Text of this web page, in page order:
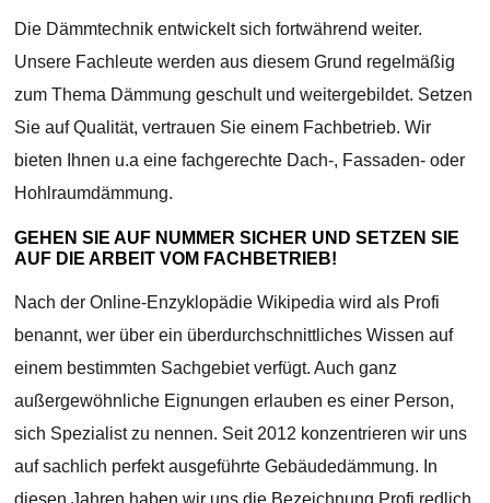
Die Dämmtechnik entwickelt sich fortwährend weiter.
Unsere Fachleute werden aus diesem Grund regelmäßig
zum Thema Dämmung geschult und weitergebildet. Setzen
Sie auf Qualität, vertrauen Sie einem Fachbetrieb. Wir
bieten Ihnen u.a eine fachgerechte Dach-, Fassaden- oder
Hohlraumdämmung.
GEHEN SIE AUF NUMMER SICHER UND SETZEN SIE
AUF DIE ARBEIT VOM FACHBETRIEB!
Nach der Online-Enzyklopädie Wikipedia wird als Profi
benannt, wer über ein überdurchschnittliches Wissen auf
einem bestimmten Sachgebiet verfügt. Auch ganz
außergewöhnliche Eignungen erlauben es einer Person,
sich Spezialist zu nennen. Seit 2012 konzentrieren wir uns
auf sachlich perfekt ausgeführte Gebäudedämmung. In